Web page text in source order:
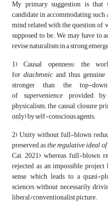
My primary suggestion is that
candidate in accommodating
mind related with the question of
supposed to be. We may have
revise naturalism in a strong
1) Causal openness: the
fordiachronic and thus
stronger than the top-
of supervenienceprovided by
physicalism; the causal closure
only) by self-conscious agents;
2) Unity without full-blown
preserved astheregulative ideal
Cat, 2021) whereas full-blown
rejected as an impossible
sense, which leads to a quasi-
sciences without necessarily
liberal/conventionalist picture.